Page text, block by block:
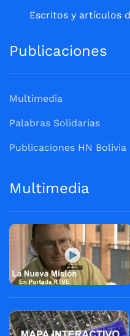
Escritos y artículos
Publicaciones
Multimedia
Palabras Solidarias
Publicaciones HN Bolivia
Multimedia